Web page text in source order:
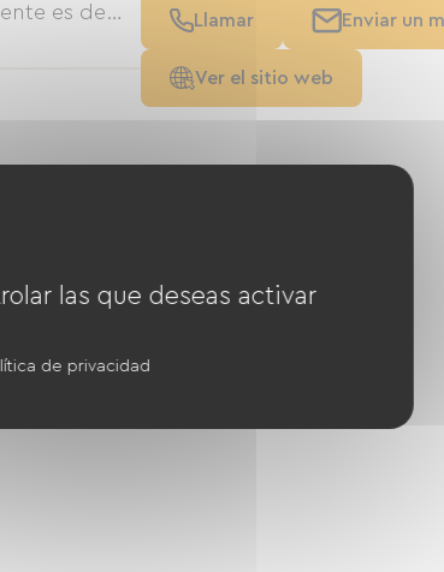
es de
Llamar Enviar un
Ver el sitio web
las que deseas activar
de privacidad